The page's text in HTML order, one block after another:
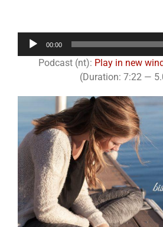
00:00
Podcast (nt): Play in new
(Duration: 7:22 —